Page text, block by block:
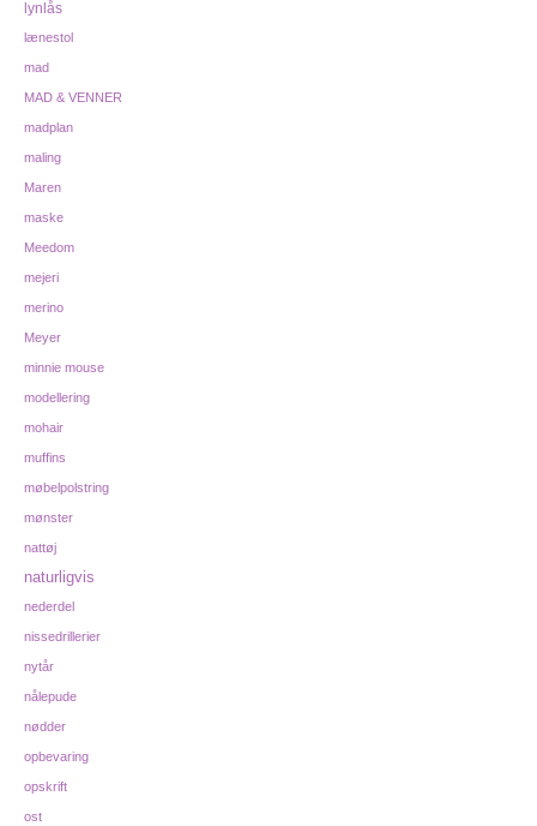
lynlås
lænestol
mad
MAD & VENNER
madplan
maling
Maren
maske
Meedom
mejeri
merino
Meyer
minnie mouse
modellering
mohair
muffins
møbelpolstring
mønster
nattøj
naturligvis
nederdel
nissedrillerier
nytår
nålepude
nødder
opbevaring
opskrift
ost